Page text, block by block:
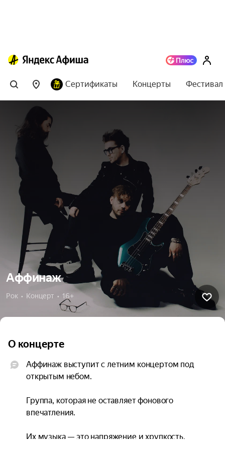
Сертификаты Концерты
Аффинаж
Рок  •  Концерт  •  16+
О концерте
Аффинаж выступит с летним концертом под
открытым небом.
Группа, которая не оставляет фонового
впечатления.
Их музыка — это напряжение и хрупкость,